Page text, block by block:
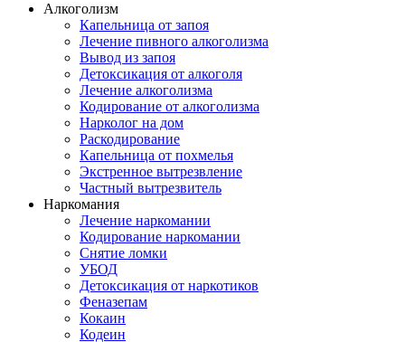
Алкоголизм
Капельница от запоя
Лечение пивного алкоголизма
Вывод из запоя
Детоксикация от алкоголя
Лечение алкоголизма
Кодирование от алкоголизма
Нарколог на дом
Раскодирование
Капельница от похмелья
Экстренное вытрезвление
Частный вытрезвитель
Наркомания
Лечение наркомании
Кодирование наркомании
Снятие ломки
УБОД
Детоксикация от наркотиков
Феназепам
Кокаин
Кодеин